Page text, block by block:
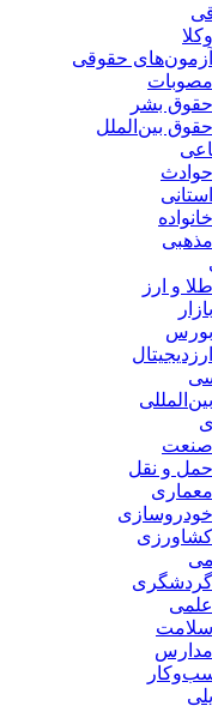
آزمون‌های حقوقی
مصوبات
حقوق بشر
حقوق بین‌الملل
حوادث
استانی
مذهبی
و ارز
بورس
صنعت
حمل و نقل
معماری
خودروسازی
کشاورزی
گردشگری
علمی
سلامت
مدارس